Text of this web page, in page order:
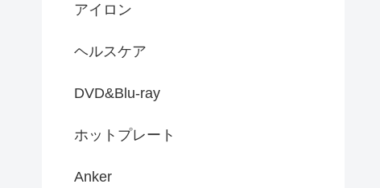
アイロン
ヘルスケア
DVD&Blu-ray
ホットプレート
Anker